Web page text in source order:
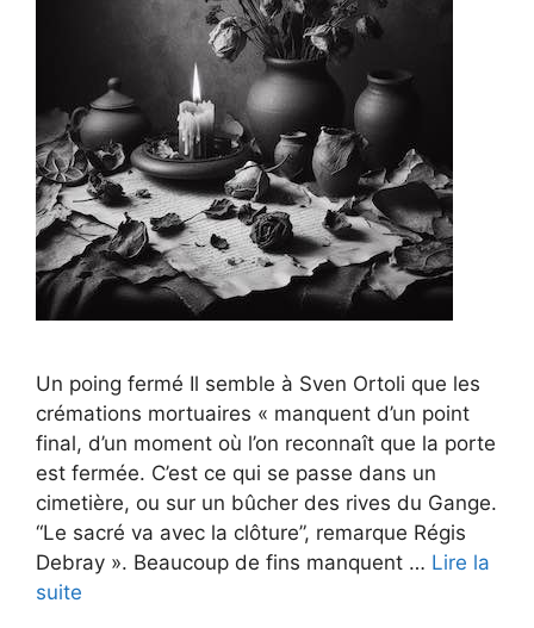
Un poing fermé Il semble à Sven Ortoli que les
crémations mortuaires « manquent d’un point
final, d’un moment où l’on reconnaît que la porte
est fermée. C’est ce qui se passe dans un
cimetière, ou sur un bûcher des rives du Gange.
“Le sacré va avec la clôture”, remarque Régis
Debray ». Beaucoup de fins manquent … Lire la
suite